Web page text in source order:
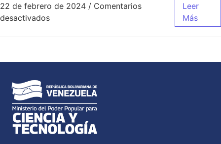
22 de febrero de 2024 / Comentarios
desactivados
Leer
Más